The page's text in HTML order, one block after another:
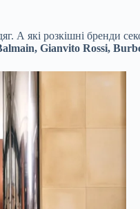
А які розкішні бренди
Gianvito Rossi,